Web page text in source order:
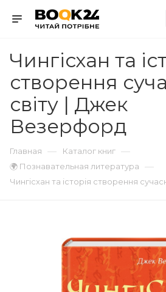
Чингісхан та
створення
світу | Джек
Везерфорд
Главная — Каталог книг —
🌍 Познавательная литература —
Чингісхан та історія створення